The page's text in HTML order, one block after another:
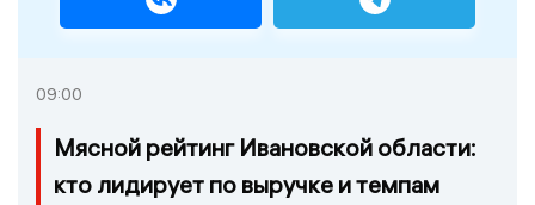
09:00
Мясной рейтинг Ивановской области:
кто лидирует по выручке и темпам